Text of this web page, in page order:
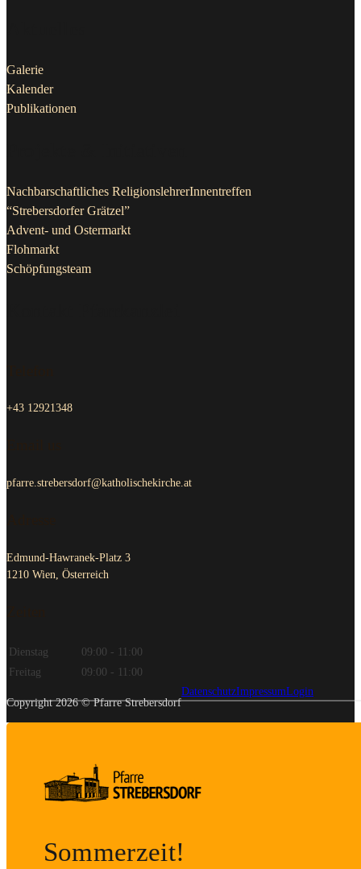
Galerie
Kalender
Publikationen
Nachbarschaftliches ReligionslehrerInnentreffen
“Strebersdorfer Grätzel”
Advent- und Ostermarkt
Flohmarkt
Schöpfungsteam
+43 12921348
pfarre.strebersdorf@katholischekirche.at
Edmund-Hawranek-Platz 3
1210 Wien, Österreich
Dienstag
09:00 - 11:00
Freitag
09:00 - 11:00
Copyright 2026 © Pfarre Strebersdorf
DatenschutzImpressumLogin
Sommerzeit!